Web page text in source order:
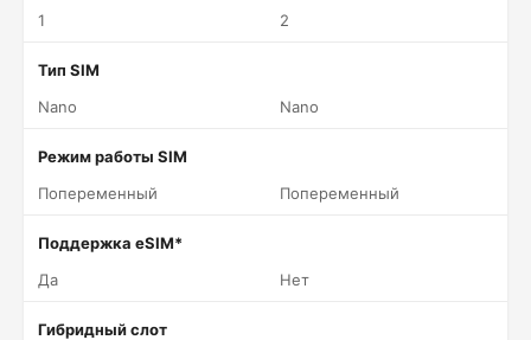
1
2
Тип SIM
Nano
Nano
Режим работы SIM
Попеременный
Попеременный
Поддержка eSIM*
Да
Нет
Гибридный слот